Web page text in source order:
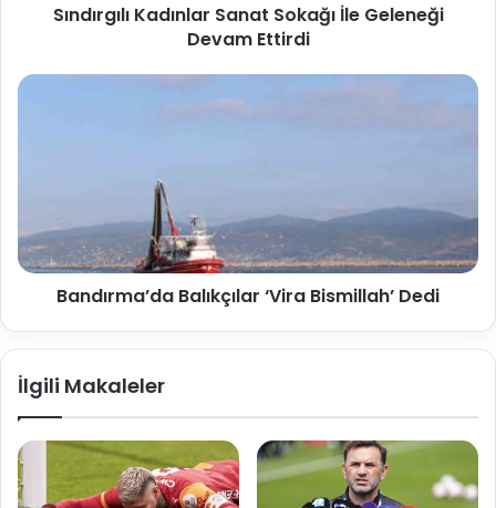
Sındırgılı Kadınlar Sanat Sokağı İle Geleneği
Devam Ettirdi
Bandırma’da Balıkçılar ‘Vira Bismillah’ Dedi
İlgili Makaleler